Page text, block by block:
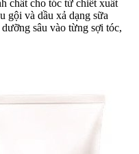
chất cho tóc từ chiết xuất
gội và dầu xả dạng sữa
sâu vào từng sợi tóc,